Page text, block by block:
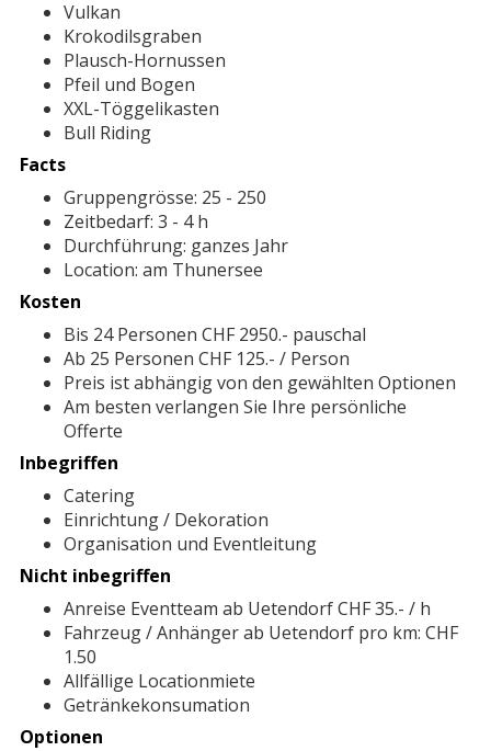
Vulkan
Krokodilsgraben
Plausch-Hornussen
Pfeil und Bogen
XXL-Töggelikasten
Bull Riding
Facts
Gruppengrösse: 25 - 250
Zeitbedarf: 3 - 4 h
Durchführung: ganzes Jahr
Location: am Thunersee
Kosten
Bis 24 Personen CHF 2950.- pauschal
Ab 25 Personen CHF 125.- / Person
Preis ist abhängig von den gewählten Optionen
Am besten verlangen Sie Ihre persönliche
Offerte
Inbegriffen
Catering
Einrichtung / Dekoration
Organisation und Eventleitung
Nicht inbegriffen
Anreise Eventteam ab Uetendorf CHF 35.- / h
Fahrzeug / Anhänger ab Uetendorf pro km: CHF
1.50
Allfällige Locationmiete
Getränkekonsumation
Optionen